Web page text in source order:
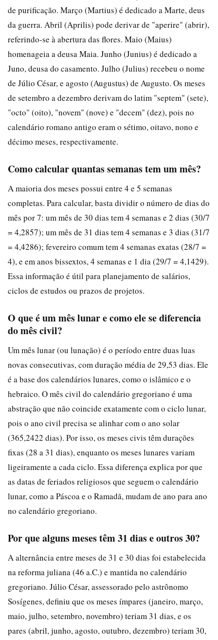
de purificação. Março (Martius) é dedicado a Marte, deus
da guerra. Abril (Aprilis) pode derivar de "aperire" (abrir),
referindo-se à abertura das flores. Maio (Maius)
homenageia a deusa Maia. Junho (Junius) é dedicado a
Juno, deusa do casamento. Julho (Julius) recebeu o nome
de Júlio César, e agosto (Augustus) de Augusto. Os meses
de setembro a dezembro derivam do latim "septem" (sete),
"octo" (oito), "novem" (nove) e "decem" (dez), pois no
calendário romano antigo eram o sétimo, oitavo, nono e
décimo meses, respectivamente.
Como calcular quantas semanas tem um mês?
A maioria dos meses possui entre 4 e 5 semanas
completas. Para calcular, basta dividir o número de dias do
mês por 7: um mês de 30 dias tem 4 semanas e 2 dias (30/7
= 4,2857); um mês de 31 dias tem 4 semanas e 3 dias (31/7
= 4,4286); fevereiro comum tem 4 semanas exatas (28/7 =
4), e em anos bissextos, 4 semanas e 1 dia (29/7 = 4,1429).
Essa informação é útil para planejamento de salários,
ciclos de estudos ou prazos de projetos.
O que é um mês lunar e como ele se diferencia
do mês civil?
Um mês lunar (ou lunação) é o período entre duas luas
novas consecutivas, com duração média de 29,53 dias. Ele
é a base dos calendários lunares, como o islâmico e o
hebraico. O mês civil do calendário gregoriano é uma
abstração que não coincide exatamente com o ciclo lunar,
pois o ano civil precisa se alinhar com o ano solar
(365,2422 dias). Por isso, os meses civis têm durações
fixas (28 a 31 dias), enquanto os meses lunares variam
ligeiramente a cada ciclo. Essa diferença explica por que
as datas de feriados religiosos que seguem o calendário
lunar, como a Páscoa e o Ramadã, mudam de ano para ano
no calendário gregoriano.
Por que alguns meses têm 31 dias e outros 30?
A alternância entre meses de 31 e 30 dias foi estabelecida
na reforma juliana (46 a.C.) e mantida no calendário
gregoriano. Júlio César, assessorado pelo astrônomo
Sosígenes, definiu que os meses ímpares (janeiro, março,
maio, julho, setembro, novembro) teriam 31 dias, e os
pares (abril, junho, agosto, outubro, dezembro) teriam 30,